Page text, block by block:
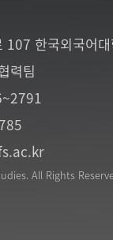
107 한국외국어
력팀
All Rights